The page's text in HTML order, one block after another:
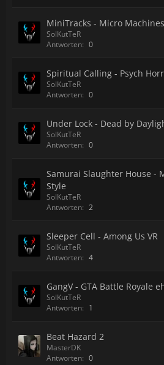
MiniTracks - Micro Machines
SolKutTeR
Antworten: 0
Spiritual Calling - Psych
SolKutTeR
Antworten: 0
Under Lock - Dead by
SolKutTeR
Antworten: 0
Samurai Slaughter House -
Style
SolKutTeR
Antworten: 2
Sleeper Cell - Among Us VR
SolKutTeR
Antworten: 4
GangV - GTA Battle Royale
SolKutTeR
Antworten: 1
Beat Hazard 2
MasterDK
Antworten: 0